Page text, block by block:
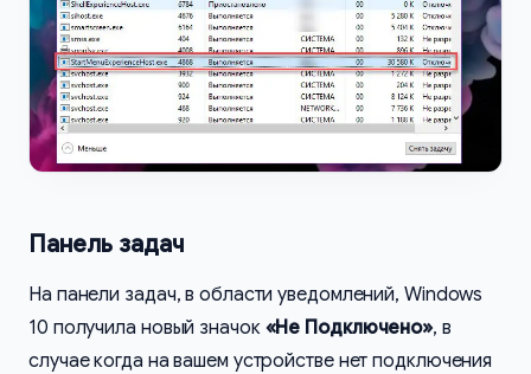
Панель задач
На панели задач, в области уведомлений, Windows
10 получила новый значок «Не Подключено», в
случае когда на вашем устройстве нет подключения